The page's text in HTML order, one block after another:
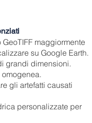
maggiormente
su Google Earth.
grandi dimensioni.
gli artefatti causati
personalizzate per